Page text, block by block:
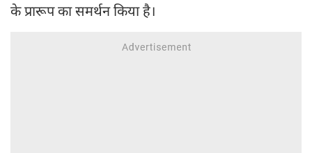
के प्रारूप का समर्थन किया है।